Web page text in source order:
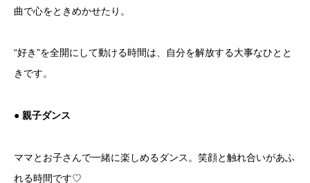
曲で心をときめかせたり。
“好き”を全開にして動ける時間は、自分を解放する大事なひとと
きです。
● 親子ダンス
ママとお子さんで一緒に楽しめるダンス。笑顔と触れ合いがあふ
れる時間です♡